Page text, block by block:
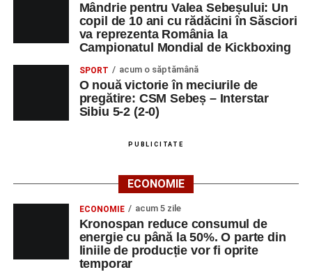
Mândrie pentru Valea Sebeșului: Un
copil de 10 ani cu rădăcini în Săsciori
va reprezenta România la
Campionatul Mondial de Kickboxing
SPORT acum o săptămână
O nouă victorie în meciurile de
pregătire: CSM Sebeș – Interstar
Sibiu 5-2 (2-0)
PUBLICITATE
ECONOMIE
ECONOMIE acum 5 zile
Kronospan reduce consumul de
energie cu până la 50%. O parte din
liniile de producție vor fi oprite
temporar